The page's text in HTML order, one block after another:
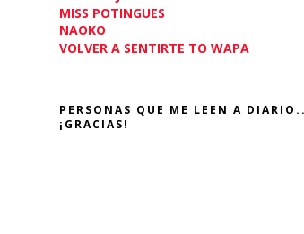
MISS POTINGUES
NAOKO
VOLVER A SENTIRTE TO WAPA
PERSONAS QUE ME LEEN A
¡GRACIAS!